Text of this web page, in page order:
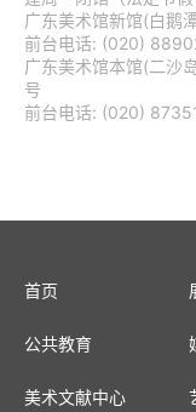
广东美术馆新馆(白鹅
前台电话: (020)
广东美术馆本馆(二沙
号
前台电话: (020)
首页
公共教育
美术文献中心